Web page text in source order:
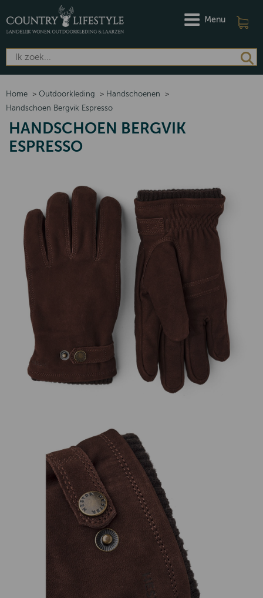
Menu
Home > Outdoorkleding > Handschoenen
>
Handschoen Bergvik Espresso
HANDSCHOEN BERGVIK
ESPRESSO